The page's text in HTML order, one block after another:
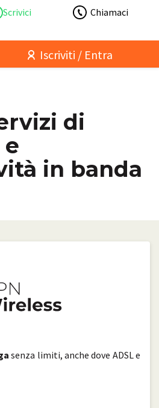
Scrivici Chiamaci
Iscriviti / Entra
di
in banda
senza limiti, anche dove ADSL e